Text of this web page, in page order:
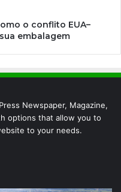
o conflito EUA–
embalagem
Newspaper, Magazine,
options that allow you to
to your needs.